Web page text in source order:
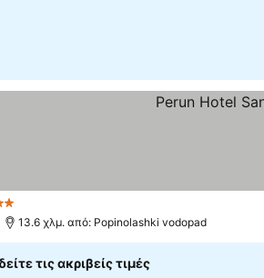
13.6 χλμ. από: Popinolashki vodopad
τις ακριβείς τιμές